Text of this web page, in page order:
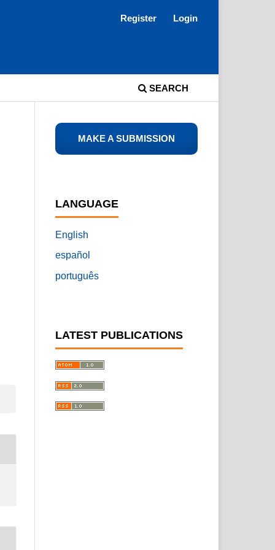
SEARCH
Register Login
LANGUAGE
English
español
português
LATEST PUBLICATIONS
MAKE A SUBMISSION